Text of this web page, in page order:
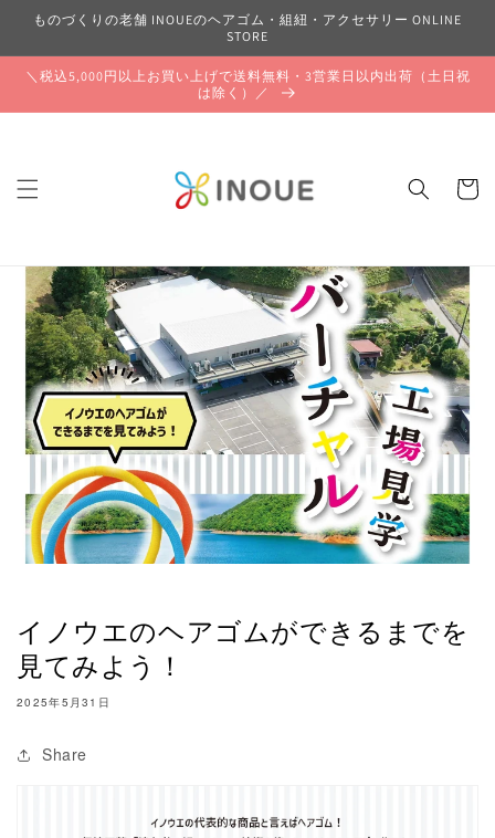
ンツに
ものづくりの老舗 INOUEのヘアゴム・組紐・アクセサリー ONLINE
STORE
＼税込5,000円以上お買い上げで送料無料・3営業日以内出荷（土日祝
は除く）／
ー
イノウエのヘアゴムができるまでを
見てみよう！
2025年5月31日
Share